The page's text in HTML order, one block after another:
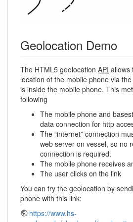
Geolocation Demo
The HTML5 geolocation API allows
location of the mobile phone via
is inside the mobile phone. This
following
The mobile phone and
data connection for http
The “internet” connection
web server on vessel, so no
connection is required.
The mobile phone receives
The user clicks on the link
You can try the geolocation by
phone with this link:
https://www.hs-